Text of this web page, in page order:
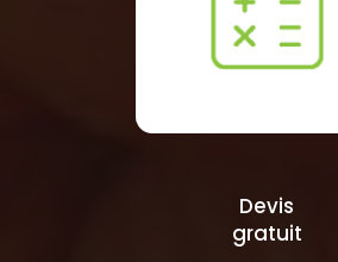
Devis
gratuit